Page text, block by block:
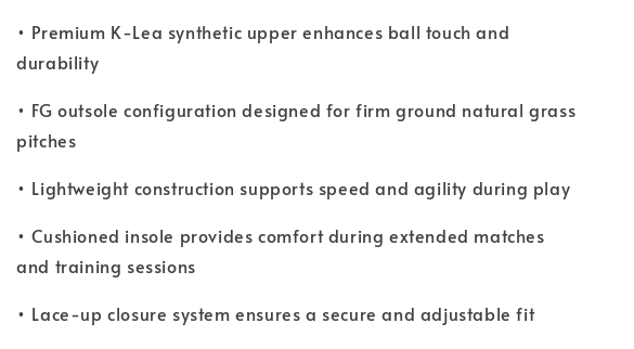
• Premium K-Lea synthetic upper enhances ball touch and
durability
• FG outsole configuration designed for firm ground natural grass
pitches
• Lightweight construction supports speed and agility during play
• Cushioned insole provides comfort during extended matches
and training sessions
• Lace-up closure system ensures a secure and adjustable fit